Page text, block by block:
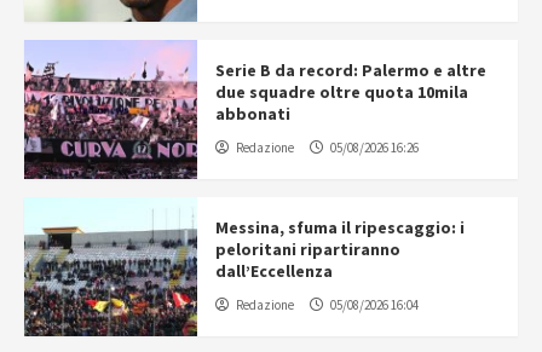
Serie B da record: Palermo e altre
due squadre oltre quota 10mila
abbonati
Redazione 05/08/2026 16:26
Messina, sfuma il ripescaggio: i
peloritani ripartiranno
dall’Eccellenza
Redazione 05/08/2026 16:04